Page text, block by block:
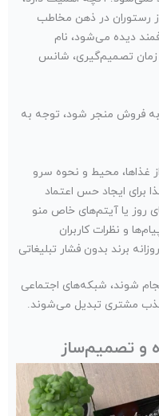
رستوران در ذهن مخاطب
دیده می‌شود، نام
زمان تصمیم‌گیری، شانس
فروش منجر شود، توجه به
غذاها، محیط و نحوه سرو
ایجاد حس اعتماد
روز یا آیتم‌های خاص منو
و نظرات کاربران
برند بدون فشار تبلیغاتی
شوند، شبکه‌های اجتماعی
جذب مشتری تبدیل می‌شوند.
و تصمیم‌ساز